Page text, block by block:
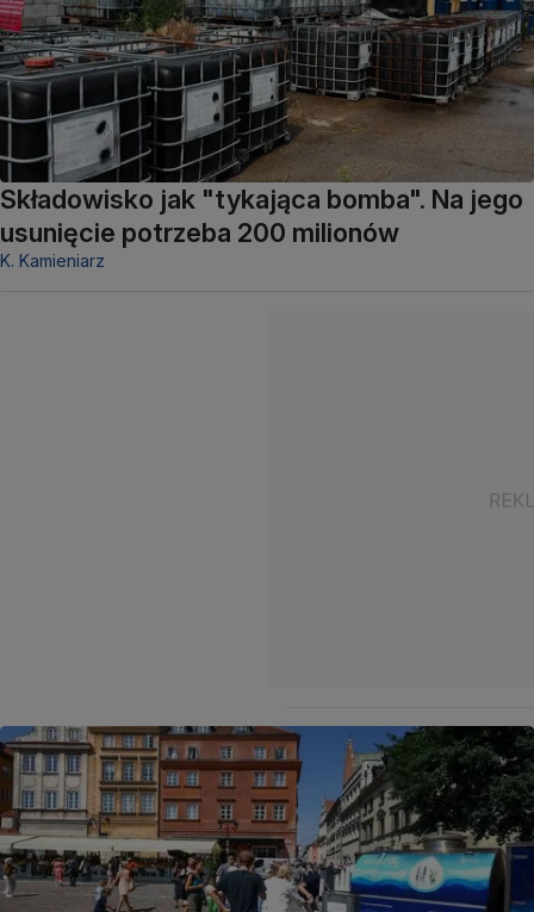
Składowisko jak "tykająca bomba". Na jego
usunięcie potrzeba 200 milionów
K. Kamieniarz